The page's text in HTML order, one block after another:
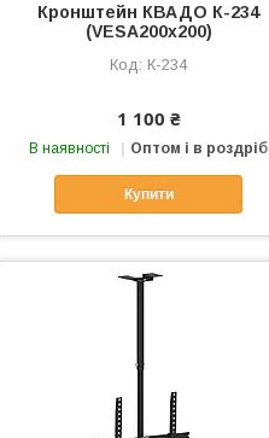
Кронштейн КВАДО К-234
(VESA200х200)
К-234
1 100 ₴
В наявності Оптом і в роздріб
Купити